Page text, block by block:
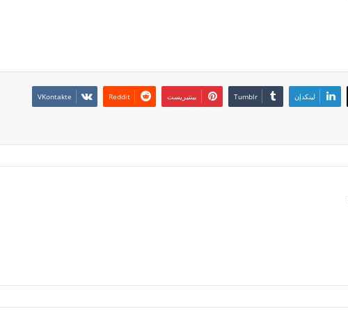
لينكدإن بينتيريست